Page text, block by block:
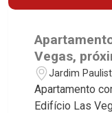
Vegas,
Dumont -
Jardim
Apartamento
Edifício Las